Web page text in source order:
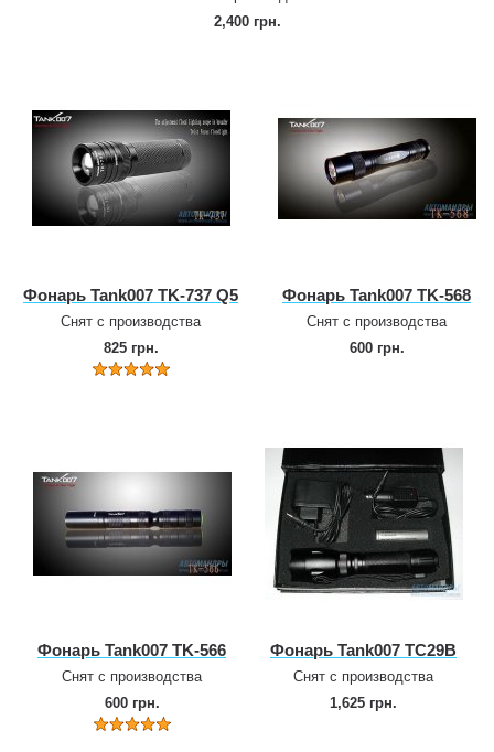
2,400 грн.
Фонарь Tank007 TK‑737 Q5
Снят с производства
825 грн.
Фонарь Tank007 TK‑568
Снят с производства
600 грн.
Фонарь Tank007 TK‑566
Снят с производства
600 грн.
Фонарь Tank007 TC29B
Снят с производства
1,625 грн.